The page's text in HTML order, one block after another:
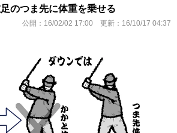
のつま先に体重を乗せる
公開： 16/02/02 17:00 更新： 16/10/17 04:37